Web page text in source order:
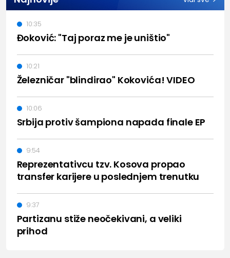
Đoković: "Taj poraz me je uništio"
10:35
Železničar "blindirao" Kokovića! VIDEO
10:21
Srbija protiv šampiona napada finale EP
10:06
Reprezentativcu tzv. Kosova propao
transfer karijere u poslednjem trenutku
9:54
Partizanu stiže neočekivani, a veliki
prihod
9:37